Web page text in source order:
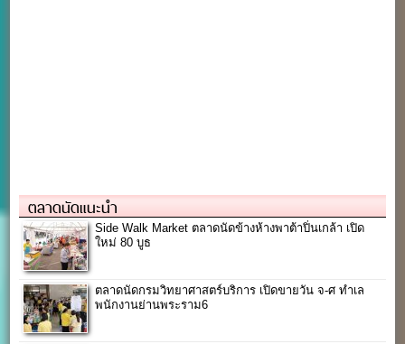
ตลาดนัดแนะนำ
Side Walk Market ตลาดนัดข้างห้างพาต้าปิ่นเกล้า เปิด
ใหม่ 80 บูธ
ตลาดนัดกรมวิทยาศาสตร์บริการ เปิดขายวัน จ-ศ ทำเล
พนักงานย่านพระราม6